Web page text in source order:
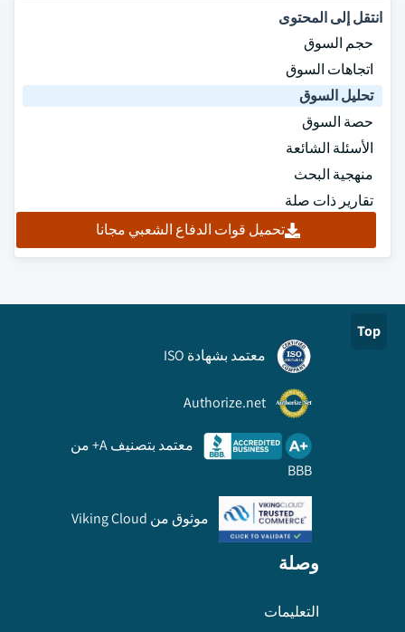
انتقل إلى المحتوى
حجم السوق
اتجاهات السوق
تحليل السوق
حصة السوق
الأسئلة الشائعة
منهجية البحث
تقارير ذات صلة
تحميل قوات الدفاع الشعبي مجانا
Top
معتمد بشهادة ISO
Authorize.net
معتمد بتصنيف A+ من
BBB
موثوق من Viking Cloud
وصلة
التعليمات